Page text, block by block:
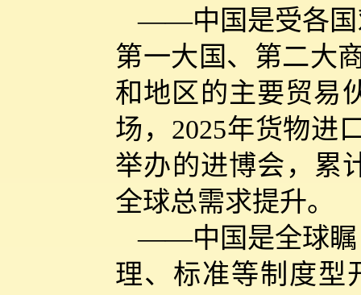
——中国是受各国
第一大国、第二大
和地区的主要贸易
场，2025年货物进
举办的进博会，累
全球总需求提升。
——中国是全球瞩
理、标准等制度型